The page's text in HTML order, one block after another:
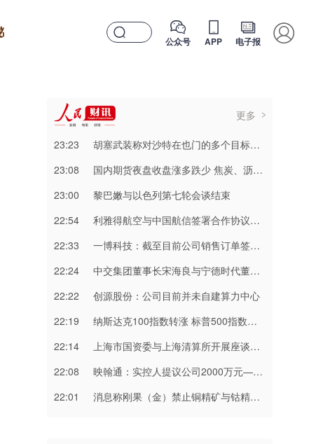
公众号 APP 电子报
更多
23:23
胡塞武装称对沙特在也门的多个目标实施打击
23:08
国内期货夜盘收盘涨多跌少 焦炭、沥青涨超2%
23:00
黎巴嫩与以色列第七轮会谈结束
22:54
利雅得航空与中国航信签署合作协议加强互联互通
22:33
一博科技：截至目前公司销售订单签单金额同比增长超过70%
22:24
中交集团董事长宋海良与宁德时代董事长曾毓群举行会谈
22:22
创源股份：公司目前并未自建算力中心
22:19
纳斯达克100指数转涨 标普500指数涨0.2%
22:14
上海市国资委与上海清算所开展座谈交流
22:08
映翰通：实控人提议公司2000万元—3000万元回购股份
22:01
消息称刚果（金）禁止铜精矿与钴精矿出口 上市公司回应